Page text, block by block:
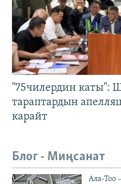
"75чилердин каты":
тараптардын
карайт
Блог - Миңсанат
Ала-Тоо